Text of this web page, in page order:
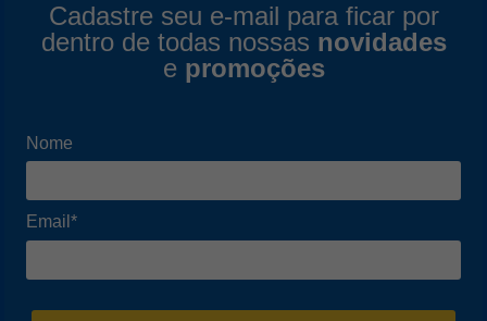
Cadastre seu e-mail para ficar por
dentro de todas nossas novidades
e promoções
Nome
Email*